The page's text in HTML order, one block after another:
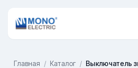
Главная / Каталог /